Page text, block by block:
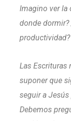
Imagino ver la
donde
Las Escrituras
suponer que
seguir a
Debemos